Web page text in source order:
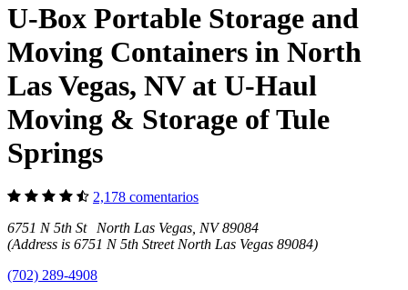
U-Box Portable Storage and
Moving Containers in North
Las Vegas, NV at U-Haul
Moving & Storage of Tule
Springs
2,178 comentarios
6751 N 5th St North Las Vegas, NV 89084
(Address is 6751 N 5th Street North Las Vegas 89084)
(702) 289-4908